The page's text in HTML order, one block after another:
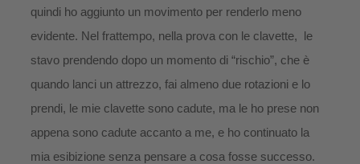
quindi ho aggiunto un movimento per renderlo meno
evidente. Nel frattempo, nella prova con le clavette, le
stavo prendendo dopo un momento di “rischio”, che è
quando lanci un attrezzo, fai almeno due rotazioni e lo
prendi, le mie clavette sono cadute, ma le ho prese non
appena sono cadute accanto a me, e ho continuato la
mia esibizione senza pensare a cosa fosse successo.